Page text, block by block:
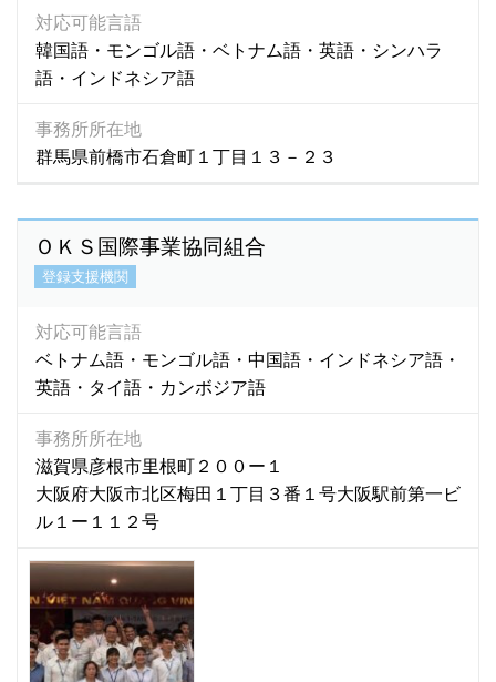
ノルウェー語
ハウサ語
(1)
パキスタン語 (19)
バングラデシュ語
ハンジャビ語 (1)
バングラディッシュ語 (1)
パンジャビ語
パンジャブ語
ビサイヤ語 (2)
ビサヤ語
(36)
ビルマ語
ヒンズー語 (8)
ヒンディー語 (270)
ヒンディ語 (8)
ヒンドゥ語 (2)
ヒンドゥー語 (7)
フィリピン語 (324)
対応可能言語
韓国語・モンゴル語・ベトナム語・英語・シンハラ
語・インドネシア語
事務所所在地
群馬県前橋市石倉町１丁目１３－２３
ＯＫＳ国際事業協同組合
登録支援機関
対応可能言語
ベトナム語・モンゴル語・中国語・インドネシア語・
英語・タイ語・カンボジア語
事務所所在地
滋賀県彦根市里根町２００ー１
大阪府大阪市北区梅田１丁目３番１号大阪駅前第一ビ
ル１ー１１２号